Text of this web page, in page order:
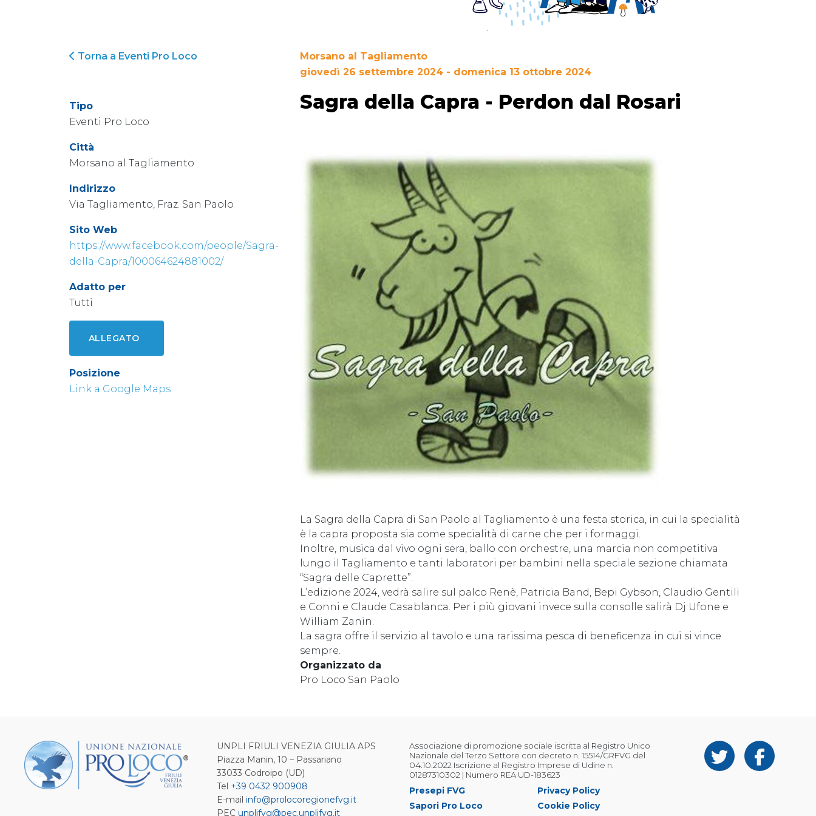
Torna a Eventi Pro Loco
Tipo
Eventi Pro Loco
Città
Morsano al Tagliamento
Indirizzo
Via Tagliamento, Fraz. San Paolo
Sito Web
https://www.facebook.com/people/Sagra-
della-Capra/100064624881002/
Adatto per
Tutti
ALLEGATO
Posizione
Link a Google Maps
Morsano al Tagliamento
giovedì 26 settembre 2024 - domenica 13 ottobre 2024
Sagra della Capra - Perdon dal Rosari
La Sagra della Capra di San Paolo al Tagliamento è una festa storica, in cui la specialità
è la capra proposta sia come specialità di carne che per i formaggi.
Inoltre, musica dal vivo ogni sera, ballo con orchestre, una marcia non competitiva
lungo il Tagliamento e tanti laboratori per bambini nella speciale sezione chiamata
“Sagra delle Caprette”.
L’edizione 2024, vedrà salire sul palco Renè, Patricia Band, Bepi Gybson, Claudio Gentili
e Conni e Claude Casablanca. Per i più giovani invece sulla consolle salirà Dj Ufone e
William Zanin.
La sagra offre il servizio al tavolo e una rarissima pesca di beneficenza in cui si vince
sempre.
Organizzato da
Pro Loco San Paolo
UNPLI FRIULI VENEZIA GIULIA APS
Piazza Manin, 10 – Passariano
33033 Codroipo (UD)
Tel +39 0432 900908
E-mail info@prolocoregionefvg.it
PEC unplifvg@pec.unplifvg.it
Associazione di promozione sociale iscritta al Registro Unico
Nazionale del Terzo Settore con decreto n. 15514/GRFVG del
04.10.2022 Iscrizione al Registro Imprese di Udine n.
01287310302 | Numero REA UD-183623
Presepi FVG
Sapori Pro Loco
Privacy Policy
Cookie Policy